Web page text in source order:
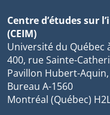
Centre d’études sur
(CEIM)
Université du Québec
400, rue Sainte-
Pavillon Hubert-Aquin,
Bureau A-1560
Montréal (Québec)